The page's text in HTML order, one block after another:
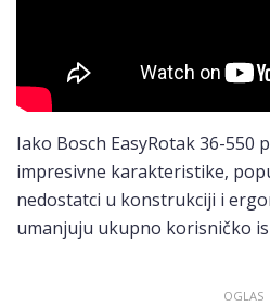
Iako Bosch EasyRotak 36-550
impresivne karakteristike,
nedostatci u konstrukciji i
umanjuju ukupno korisničko